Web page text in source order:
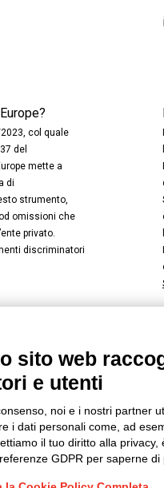
col quale
del
mette a
di
strumento,
omissioni che
privato.
discriminatori
LINKEDIN / YOUTUBE
-Modifica preferenze
sito web
e utenti
noi e i nostri partner
i dati personali come, ad
il tuo diritto alla
GDPR per saperne di